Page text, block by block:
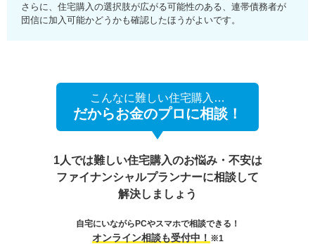
さらに、住宅購入の選択肢が広がる可能性のある、連帯債務者が
団信に加入可能かどうかも確認したほうがよいです。
こんなに難しい住宅購入…
だからお金のプロに相談！
1人では難しい住宅購入のお悩み・不安は
ファイナンシャルプランナーに相談して
解決しましょう
自宅にいながらPCやスマホで相談できる！
オンライン相談も受付中！ ※1